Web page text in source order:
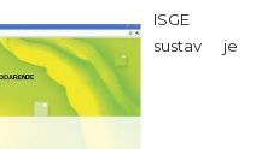
ISGE
sustav je